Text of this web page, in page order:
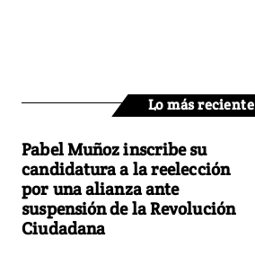
Lo más reciente
Pabel Muñoz inscribe su
candidatura a la reelección
por una alianza ante
suspensión de la Revolución
Ciudadana